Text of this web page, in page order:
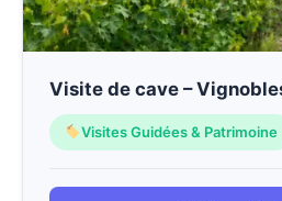
Visite de cave –
Visites Guidées & Patrimoine